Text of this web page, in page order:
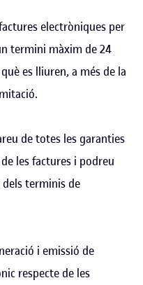
electròniques per
termini màxim de 24
es lliuren, a més de la
de totes les garanties
les factures i podreu
terminis de
i emissió de
respecte de les